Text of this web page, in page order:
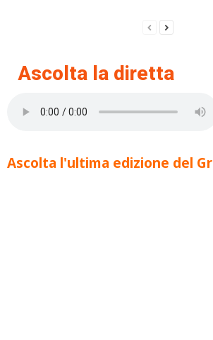
Ascolta la diretta
Ascolta l'ultima edizione del Gr